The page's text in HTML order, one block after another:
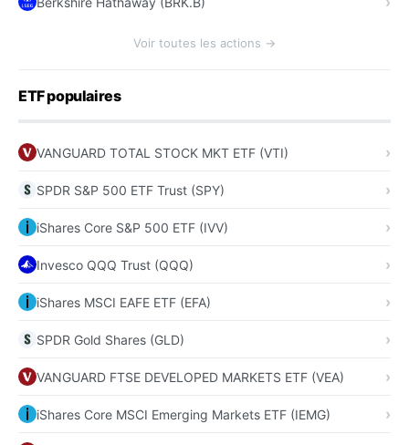
Voir toutes les actions →
ETF populaires
VANGUARD TOTAL STOCK MKT ETF (VTI)
SPDR S&P 500 ETF Trust (SPY)
iShares Core S&P 500 ETF (IVV)
Invesco QQQ Trust (QQQ)
iShares MSCI EAFE ETF (EFA)
SPDR Gold Shares (GLD)
VANGUARD FTSE DEVELOPED MARKETS ETF (VEA)
iShares Core MSCI Emerging Markets ETF (IEMG)